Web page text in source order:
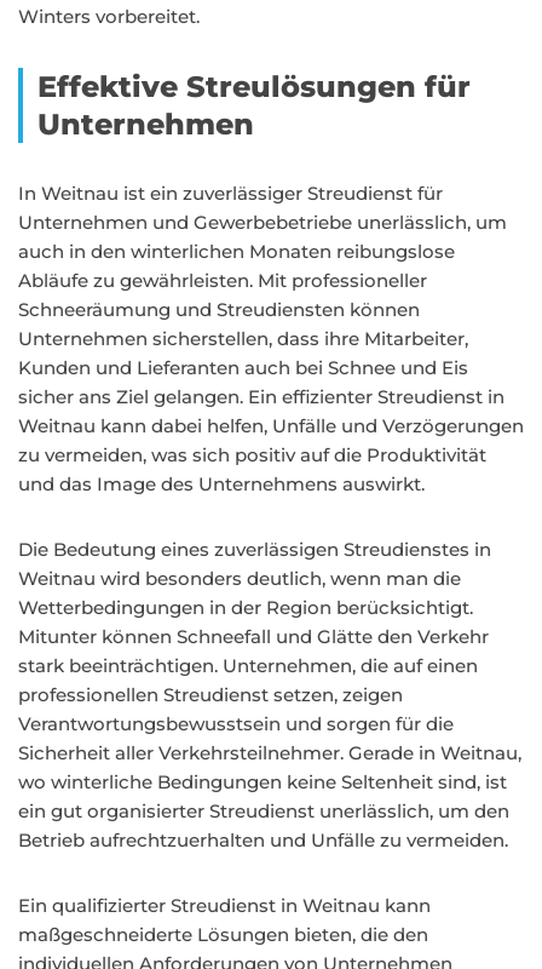
Winters vorbereitet.
Effektive Streulösungen für
Unternehmen
In Weitnau ist ein zuverlässiger Streudienst für
Unternehmen und Gewerbebetriebe unerlässlich, um
auch in den winterlichen Monaten reibungslose
Abläufe zu gewährleisten. Mit professioneller
Schneeräumung und Streudiensten können
Unternehmen sicherstellen, dass ihre Mitarbeiter,
Kunden und Lieferanten auch bei Schnee und Eis
sicher ans Ziel gelangen. Ein effizienter Streudienst in
Weitnau kann dabei helfen, Unfälle und Verzögerungen
zu vermeiden, was sich positiv auf die Produktivität
und das Image des Unternehmens auswirkt.
Die Bedeutung eines zuverlässigen Streudienstes in
Weitnau wird besonders deutlich, wenn man die
Wetterbedingungen in der Region berücksichtigt.
Mitunter können Schneefall und Glätte den Verkehr
stark beeinträchtigen. Unternehmen, die auf einen
professionellen Streudienst setzen, zeigen
Verantwortungsbewusstsein und sorgen für die
Sicherheit aller Verkehrsteilnehmer. Gerade in Weitnau,
wo winterliche Bedingungen keine Seltenheit sind, ist
ein gut organisierter Streudienst unerlässlich, um den
Betrieb aufrechtzuerhalten und Unfälle zu vermeiden.
Ein qualifizierter Streudienst in Weitnau kann
maßgeschneiderte Lösungen bieten, die den
individuellen Anforderungen von Unternehmen